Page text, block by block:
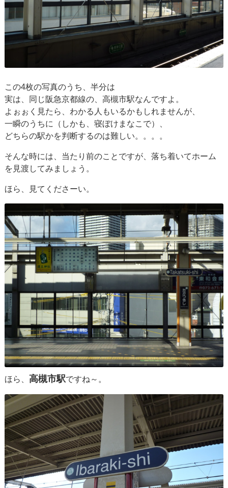
この4枚の写真のうち、半分は
実は、同じ阪急京都線の、高槻市駅なんですよ。
よぉぉく見たら、わかる人もいるかもしれませんが、
一瞬のうちに（しかも、寝ぼけまなこで）、
どちらの駅かを判断するのは難しい。。。。
そんな時には、当たり前のことですが、落ち着いてホーム
を見渡してみましょう。
ほら、見てくださーい。
ほら、 高槻市駅ですね～。